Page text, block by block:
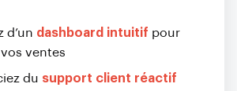
d’un dashboard intuitif pour
ventes
du support client réactif